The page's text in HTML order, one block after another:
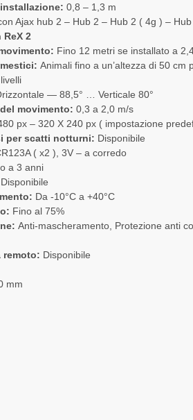
0,8 – 1,3 m
Ajax hub 2 – Hub 2 – Hub 2 ( 4g ) –
2
Fino 12 metri se installato a
Animali fino a un’altezza di 50 cm
— 88,5° … Verticale 80°
movimento: 0,3 a 2,0 m/s
px – 320 X 240 px ( impostazione
per scatti notturni: Disponibile
( x2 ), 3V – a corredo
a 3 anni
Disponibile
Da -10°С a +40°С
Fino al 75%
Anti-mascheramento, Protezione anti
remoto: Disponibile
mm